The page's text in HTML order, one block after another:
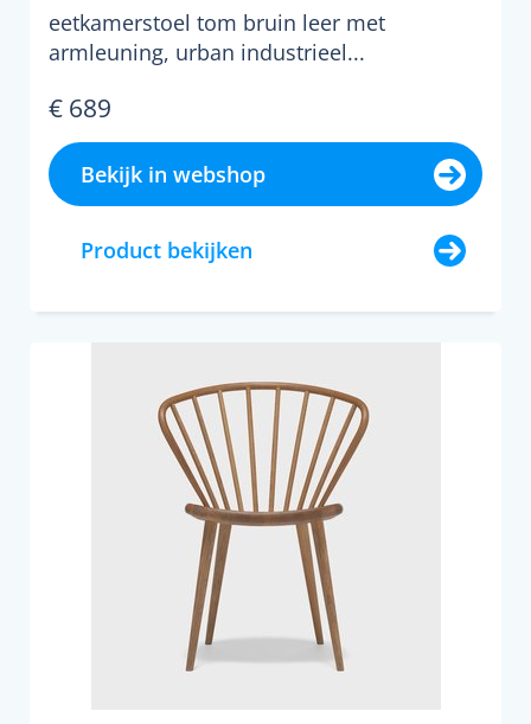
eetkamerstoel tom bruin leer met
armleuning, urban industrieel...
€ 689
Bekijk in webshop
Product bekijken